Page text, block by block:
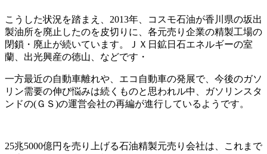
こうした状況を踏まえ、2013年、コスモ石油が香川県の坂出
製油所を廃止したのを皮切りに、各元売り企業の精製工場の
閉鎖・廃止が続いています。ＪＸ日鉱日石エネルギーの室
蘭、出光興産の徳山、などです・
一方最近の自動車離れや、エコ自動車の発展で、今後のガソ
リン需要の伸び悩みは続くものと思われル中、ガソリンスタ
ンドの(ＧＳ)の運営会社の再編が進行しているようです。
25兆5000億円を売り上げる石油精製元売り会社は、これまで